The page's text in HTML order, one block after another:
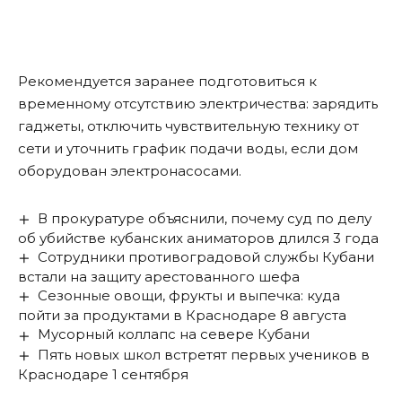
Рекомендуется заранее подготовиться к
временному отсутствию электричества: зарядить
гаджеты, отключить чувствительную технику от
сети и уточнить график подачи воды, если дом
оборудован электронасосами.
В прокуратуре объяснили, почему суд по делу
об убийстве кубанских аниматоров длился 3 года
Сотрудники противоградовой службы Кубани
встали на защиту арестованного шефа
Сезонные овощи, фрукты и выпечка: куда
пойти за продуктами в Краснодаре 8 августа
Мусорный коллапс на севере Кубани
Пять новых школ встретят первых учеников в
Краснодаре 1 сентября